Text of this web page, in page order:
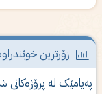
زۆرترین خوێندراوە
لە پرۆژەكانى